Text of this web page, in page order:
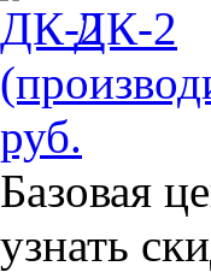
ДК-2
руб.
Базовая
узнать